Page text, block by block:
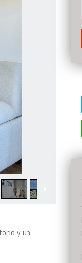
y un